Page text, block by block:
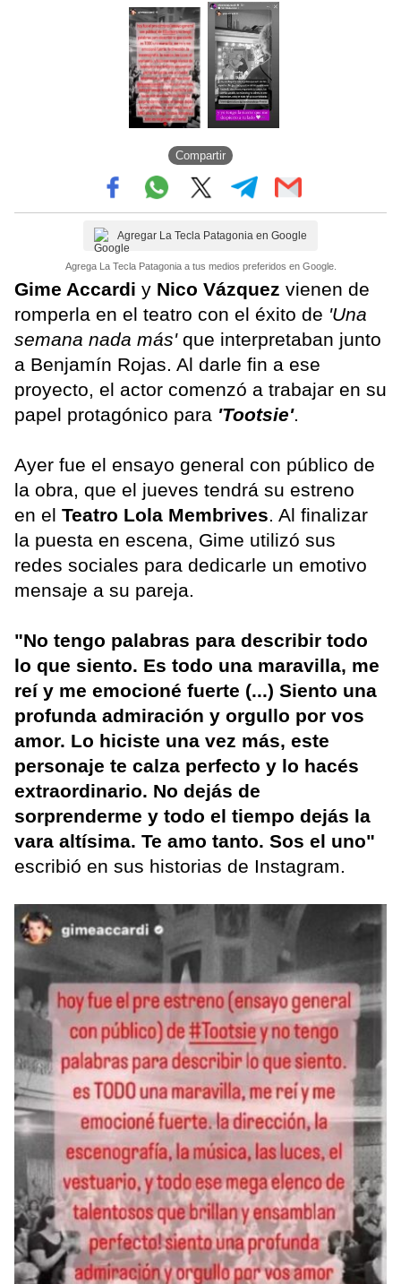
Compartir
Agregar La Tecla Patagonia en Google
Agrega La Tecla Patagonia a tus medios preferidos en Google.
Gime Accardi y Nico Vázquez vienen de
romperla en el teatro con el éxito de 'Una
semana nada más' que interpretaban junto
a Benjamín Rojas. Al darle fin a ese
proyecto, el actor comenzó a trabajar en su
papel protagónico para 'Tootsie'.
Ayer fue el ensayo general con público de
la obra, que el jueves tendrá su estreno
en el Teatro Lola Membrives. Al finalizar
la puesta en escena, Gime utilizó sus
redes sociales para dedicarle un emotivo
mensaje a su pareja.
"No tengo palabras para describir todo
lo que siento. Es todo una maravilla, me
reí y me emocioné fuerte (...) Siento una
profunda admiración y orgullo por vos
amor. Lo hiciste una vez más, este
personaje te calza perfecto y lo hacés
extraordinario. No dejás de
sorprenderme y todo el tiempo dejás la
vara altísima. Te amo tanto. Sos el uno"
escribió en sus historias de Instagram.